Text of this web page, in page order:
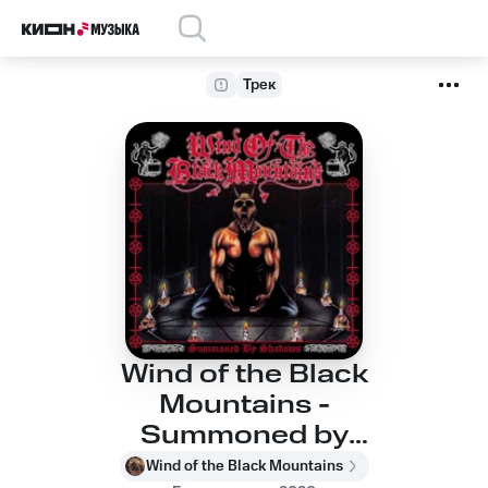
Трек
Wind of the Black
Mountains -
Summoned by
Shadows
Wind of the Black Mountains